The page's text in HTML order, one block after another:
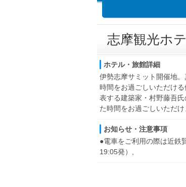
志摩観光ホ
ホテル・旅館詳細
伊勢志摩サミット開催地
時間をお過ごしいただけ
表する建築家・村野藤吾
た時間をお過ごしいただけ
お知らせ・注意事項
●電車をご利用の際は近鉄
19:05発）,